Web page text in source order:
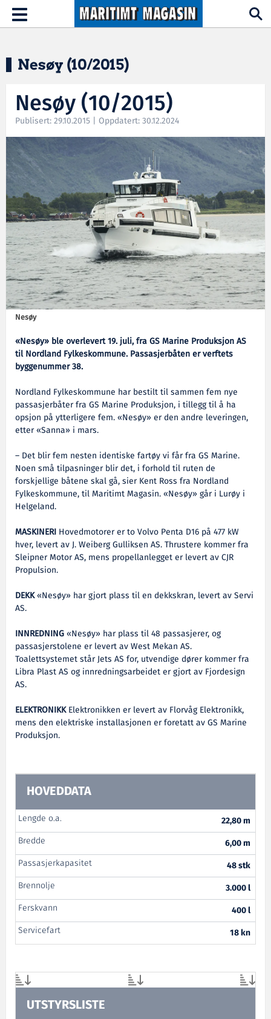
Hopp til hovedinnhold
Toggle
navigation
Nesøy (10/2015)
Nesøy (10/2015)
Publisert: 29.10.2015 | Oppdatert: 30.12.2024
Nesøy
«Nesøy» ble overlevert 19. juli, fra GS Marine Produksjon AS
til Nordland Fylkeskommune. Passasjerbåten er verftets
byggenummer 38.
Nordland Fylkeskommune har bestilt til sammen fem nye
passasjerbåter fra GS Marine Produksjon, i tillegg til å ha
opsjon på ytterligere fem. «Nesøy» er den andre leveringen,
etter «Sanna» i mars.
– Det blir fem nesten identiske fartøy vi får fra GS Marine.
Noen små tilpasninger blir det, i forhold til ruten de
forskjellige båtene skal gå, sier Kent Ross fra Nordland
Fylkeskommune, til Maritimt Magasin. «Nesøy» går i Lurøy i
Helgeland.
MASKINERI Hovedmotorer er to Volvo Penta D16 på 477 kW
hver, levert av J. Weiberg Gulliksen AS. Thrustere kommer fra
Sleipner Motor AS, mens propellanlegget er levert av CJR
Propulsion.
DEKK«Nesøy» har gjort plass til en dekkskran, levert av Servi
AS.
INNREDNING«Nesøy» har plass til 48 passasjerer, og
passasjerstolene er levert av West Mekan AS.
Toalettsystemet står Jets AS for, utvendige dører kommer fra
Libra Plast AS og innredningsarbeidet er gjort av Fjordesign
AS.
ELEKTRONIKKElektronikken er levert av Florvåg Elektronikk,
mens den elektriske installasjonen er foretatt av GS Marine
Produksjon.
HOVEDDATA
Lengde o.a.
22,80 m
Bredde
6,00 m
Passasjerkapasitet
48 stk
Brennolje
3.000 l
Ferskvann
400 l
Servicefart
18 kn
UTSTYRSLISTE